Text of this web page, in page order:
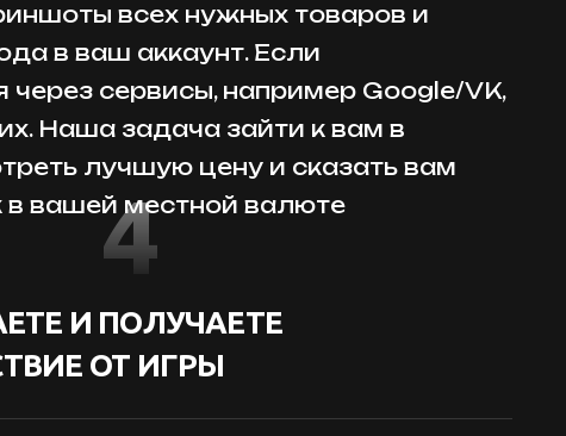
всех нужных товаров и
в ваш аккаунт. Если
через сервисы, например Google/VK,
Наша задача зайти к вам в
лучшую цену и сказать вам
в вашей местной валюте
И ПОЛУЧАЕТЕ
ОТ ИГРЫ
4